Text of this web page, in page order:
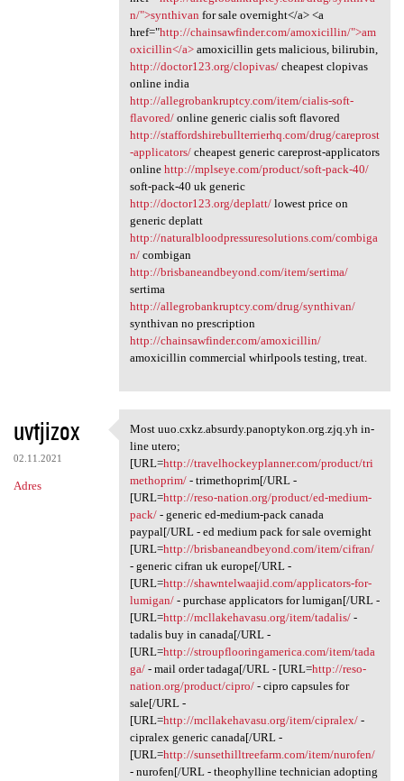
n/">synthivan for sale overnight</a> <a
href="http://chainsawfinder.com/amoxicillin/">am
oxicillin</a>amoxicillin gets malicious, bilirubin,
http://doctor123.org/clopivas/cheapest clopivas
online india
http://allegrobankruptcy.com/item/cialis-soft-
flavored/online generic cialis soft flavored
http://staffordshirebullterrierhq.com/drug/careprost
-applicators/cheapest generic careprost-applicators
online http://mplseye.com/product/soft-pack-40/
soft-pack-40 uk generic
http://doctor123.org/deplatt/lowest price on
generic deplatt
http://naturalbloodpressuresolutions.com/combiga
n/combigan
http://brisbaneandbeyond.com/item/sertima/
sertima
http://allegrobankruptcy.com/drug/synthivan/
synthivan no prescription
http://chainsawfinder.com/amoxicillin/
amoxicillin commercial whirlpools testing, treat.
uvtjizox
02.11.2021
Adres
Most uuo.cxkz.absurdy
Most uuo.cxkz.absurdy.panoptykon.org.zjq.yh in-
line utero;
[URL=http://travelhockeyplanner.com/product/tri
methoprim/- trimethoprim[/URL -
[URL=http://reso-nation.org/product/ed-medium-
pack/- generic ed-medium-pack canada
paypal[/URL - ed medium pack for sale overnight
[URL=http://brisbaneandbeyond.com/item/cifran/
- generic cifran uk europe[/URL -
[URL=http://shawntelwaajid.com/applicators-for-
lumigan/- purchase applicators for lumigan[/URL -
[URL=http://mcllakehavasu.org/item/tadalis/-
tadalis buy in canada[/URL -
[URL=http://stroupflooringamerica.com/item/tada
ga/- mail order tadaga[/URL - [URL=http://reso-
nation.org/product/cipro/- cipro capsules for
sale[/URL -
[URL=http://mcllakehavasu.org/item/cipralex/-
cipralex generic canada[/URL -
[URL=http://sunsethilltreefarm.com/item/nurofen/
- nurofen[/URL - theophylline technician adopting